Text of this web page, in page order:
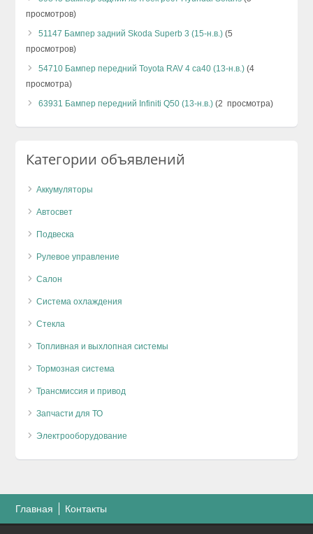
просмотров)
51147 Бампер задний Skoda Superb 3 (15-н.в.) (5
просмотров)
54710 Бампер передний Toyota RAV 4 ca40 (13-н.в.) (4
просмотра)
63931 Бампер передний Infiniti Q50 (13-н.в.) (2 просмотра)
Категории объявлений
Аккумуляторы
Автосвет
Подвеска
Рулевое управление
Салон
Система охлаждения
Стекла
Топливная и выхлопная системы
Тормозная система
Трансмиссия и привод
Запчасти для ТО
Электрооборудование
Главная Контакты